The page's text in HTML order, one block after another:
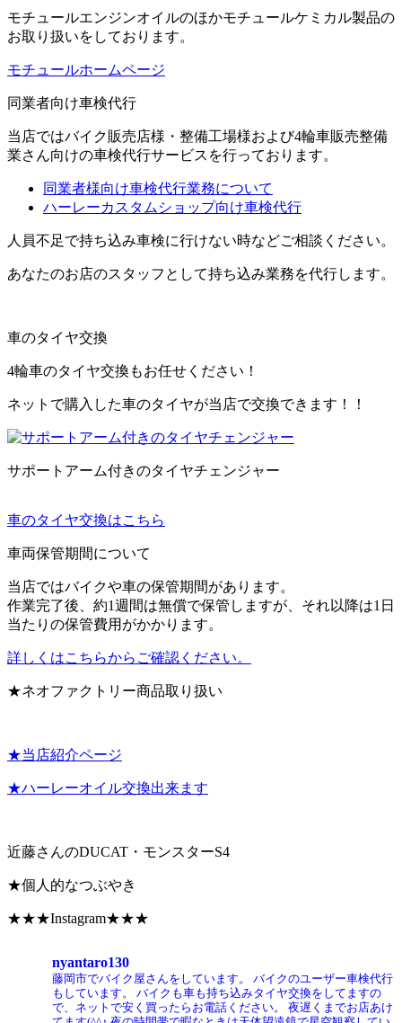
モチュールエンジンオイルのほかモチュールケミカル製品の
お取り扱いをしております。
モチュールホームページ
同業者向け車検代行
当店ではバイク販売店様・整備工場様および4輪車販売整備
業さん向けの車検代行サービスを行っております。
同業者様向け車検代行業務について
ハーレーカスタムショップ向け車検代行
人員不足で持ち込み車検に行けない時などご相談ください。
あなたのお店のスタッフとして持ち込み業務を代行します。
車のタイヤ交換
4輪車のタイヤ交換もお任せください！
ネットで購入した車のタイヤが当店で交換できます！！
サポートアーム付きのタイヤチェンジャー
車のタイヤ交換はこちら
車両保管期間について
当店ではバイクや車の保管期間があります。
作業完了後、約1週間は無償で保管しますが、それ以降は1日
当たりの保管費用がかかります。
詳しくはこちらからご確認ください。
★ネオファクトリー商品取り扱い
★当店紹介ページ
★ハーレーオイル交換出来ます
近藤さんのDUCAT・モンスターS4
★個人的なつぶやき
★★★Instagram★★★
nyantaro130
藤岡市でバイク屋さんをしています。
バイクのユーザー車検代行
もしています。
バイクも車も持ち込みタイヤ交換をしてますの
で、ネットで安く買ったらお電話ください。
夜遅くまでお店あけ